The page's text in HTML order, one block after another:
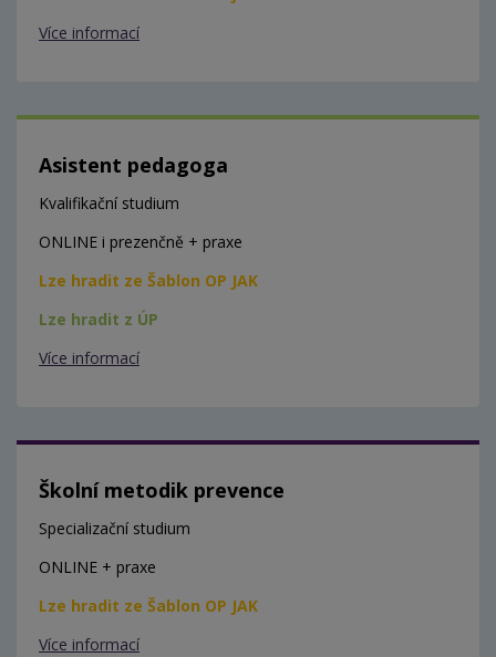
Více informací
Asistent pedagoga
Kvalifikační studium
ONLINE i prezenčně + praxe
Lze hradit ze Šablon OP JAK
Lze hradit z ÚP
Více informací
Školní metodik prevence
Specializační studium
ONLINE + praxe
Lze hradit ze Šablon OP JAK
Více informací